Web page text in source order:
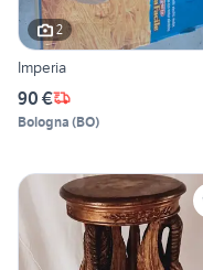
2
Imperia
90 €
Bologna (BO)